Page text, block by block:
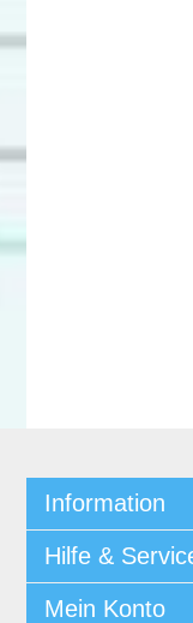
Information
Hilfe &
Mein Konto